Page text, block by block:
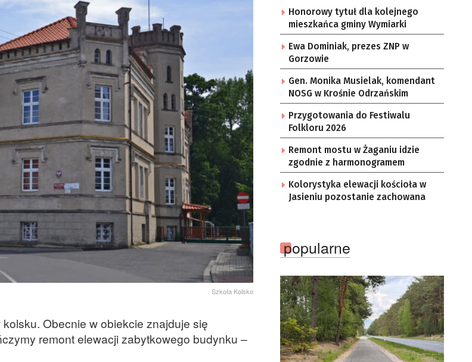
Szkoła Kolsko
Obecnie w obiekcie znajduje się
remont elewacji zabytkowego budynku –
Honorowy tytuł dla kolejnego
mieszkańca gminy Wymiarki
Ewa Dominiak, prezes ZNP w
Gorzowie
Gen. Monika Musielak, komendant
NOSG w Krośnie Odrzańskim
Przygotowania do Festiwalu
Folkloru 2026
Remont mostu w Żaganiu idzie
zgodnie z harmonogramem
Kolorystyka elewacji kościoła w
Jasieniu pozostanie zachowana
popularne